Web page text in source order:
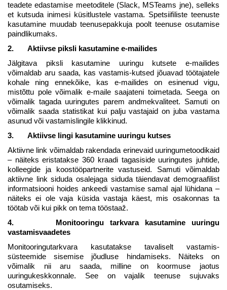
teadete edastamise meetoditele (Slack, MSTeams jne), selleks
et kutsuda inimesi küsitlustele vastama. Spetsiifiliste teenuste
kasutamine muudab teenusepakkuja poolt teenuse osutamise
paindlikumaks.
2. Aktiivse piksli kasutamine e-mailides
Jälgitava piksli kasutamine uuringu kutsete e-mailides
võimaldab aru saada, kas vastamis-kutsed jõuavad töötajatele
kohale ning ennekõike, kas e-mailides on esinenud vigu,
mistõttu pole võimalik e-maile saajateni toimetada. Seega on
võimalik tagada uuringutes parem andmekvaliteet. Samuti on
võimalik saada statistikat kui palju vastajaid on juba vastama
asunud või vastamislingile klikkinud.
3. Aktiivse lingi kasutamine uuringu kutses
Aktiivne link võimaldab rakendada erinevaid uuringumetoodikaid
– näiteks eristatakse 360 kraadi tagasiside uuringutes juhtide,
kolleegide ja koostööpartnerite vastuseid. Samuti võimaldab
aktiivne link siduda osalejaga siduda täiendavat demograafilist
informatsiooni hoides ankeedi vastamise samal ajal lühidana –
näiteks ei ole vaja küsida vastaja käest, mis osakonnas ta
töötab või kui pikk on tema tööstaaž.
4. Monitooringu tarkvara kasutamine uuringu
vastamisvaadetes
Monitooringutarkvara kasutatakse tavaliselt vastamis-
süsteemide sisemise jõudluse hindamiseks. Näiteks on
võimalik nii aru saada, milline on koormuse jaotus
uuringukeskkonnale. See on vajalik teenuse sujuvaks
osutamiseks.